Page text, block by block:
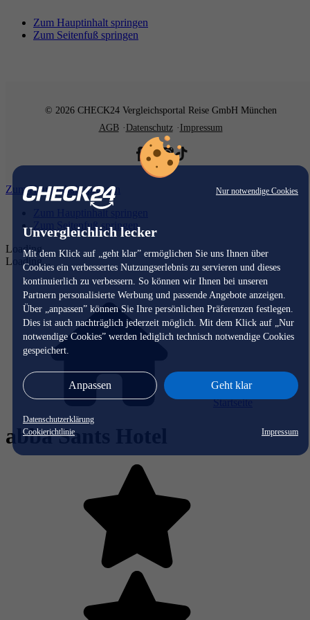
Nur notwendige Cookies
Unvergleichlich lecker
Mit dem Klick auf „geht klar” ermöglichen Sie uns Ihnen über
Cookies ein verbessertes Nutzungserlebnis zu servieren und dieses
kontinuierlich zu verbessern. So können wir Ihnen bei unseren
Partnern personalisierte Werbung und passende Angebote anzeigen.
Über „anpassen” können Sie Ihre persönlichen Präferenzen festlegen.
Dies ist auch nachträglich jederzeit möglich. Mit dem Klick auf „Nur
notwendige Cookies” werden lediglich technisch notwendige Cookies
gespeichert.
Anpassen Geht klar
Datenschutzerklärung
Cookierichtlinie
Impressum
Zum Hauptinhalt springen
Zum Seitenfuß springen
© 2026 CHECK24 Vergleichsportal Reise GmbH München
AGB
Datenschutz Impressum
Zum Hauptinhalt springen
Zum Hauptinhalt springen
Zum Seitenfuß springen
Loading...
Loading...
Startseite
abba Sants Hotel